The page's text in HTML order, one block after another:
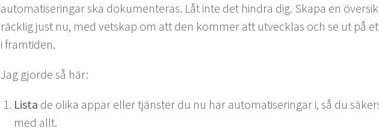
automa­tis­eringar ska doku­menteras. Låt inte det hin­dra dig. Ska­pa en
räck­lig just nu, med vet­skap om att den kom­mer att utveck­las och se ut på
i framtiden.
Jag gjorde så här:
Lista de oli­ka appar eller tjän­ster du nu har automa­tis­eringar i, så du
med allt.